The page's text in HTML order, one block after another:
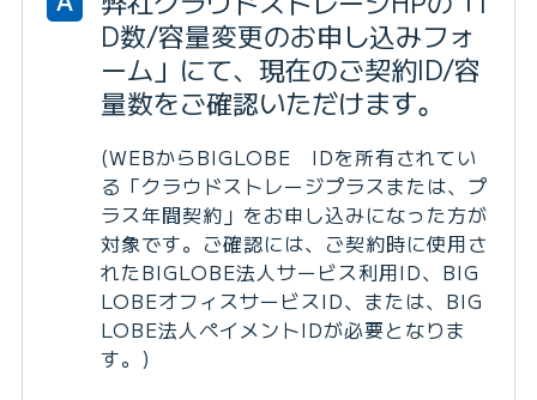
D数/容量変更のお申し込みフォ
ーム」にて、現在のご契約ID/容
量数をご確認いただけます。
(WEBからBIGLOBE IDを所有されてい
る「クラウドストレージプラスまたは、プ
ラス年間契約」をお申し込みになった方が
対象です。ご確認には、ご契約時に使用さ
れたBIGLOBE法人サービス利用ID、BIG
LOBEオフィスサービスID、または、BIG
LOBE法人ペイメントIDが必要となりま
す。)